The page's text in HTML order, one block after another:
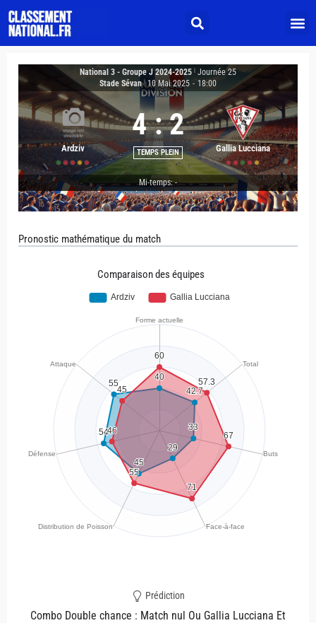
National 3 - Groupe J 2024-2025 Journée 25
Stade Sévan
10 Mai 2025 - 18:00
Ardziv
4 : 2
TEMPS PLEIN Gallia Lucciana
Mi-temps: -
Pronostic mathématique du match
Comparaison des équipes
Prédiction
Combo Double chance : Match nul Ou Gallia Lucciana Et